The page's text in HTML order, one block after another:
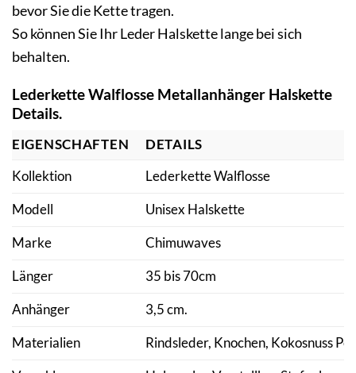
bevor Sie die Kette tragen.
So können Sie Ihr Leder Halskette lange bei sich
behalten.
Lederkette Walflosse Metallanhänger Halskette
Details.
EIGENSCHAFTEN
DETAILS
Kollektion
Lederkette Walflosse
Modell Unisex Halskette
Marke Chimuwaves
Länger 35 bis 70cm
Anhänger 3,5 cm.
Materialien Rindsleder, Knochen, Kokosnuss